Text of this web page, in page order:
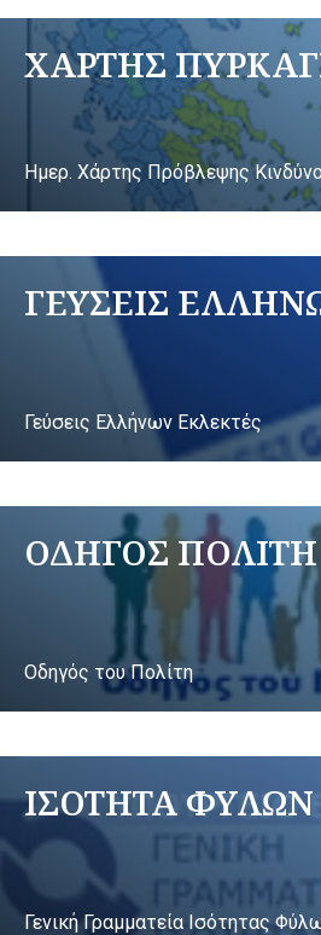
ΧΑΡΤΗΣ
Ημερ. Χάρτης Πρόβλεψης
ΓΕΥΣΕΙΣ
Γεύσεις Ελλήνων Εκλεκτές
ΟΔΗΓΟΣ ΠΟΛΙΤΗ
Οδηγός του Πολίτη
ΙΣΟΤΗΤΑ ΦΥΛΩΝ
Γενική Γραμματεία Ισότητας